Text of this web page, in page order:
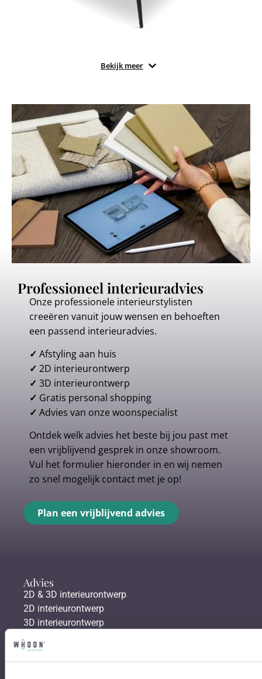
Bekijk meer
Professioneel interieuradvies
Onze professionele interieurstylisten
creeëren vanuit jouw wensen en behoeften
een passend interieuradvies.
✓ Afstyling aan huis
✓ 2D interieurontwerp
✓ 3D interieurontwerp
✓ Gratis personal shopping
✓ Advies van onze woonspecialist
Ontdek welk advies het beste bij jou past met
een vrijblijvend gesprek in onze showroom.
Vul het formulier hieronder in en wij nemen
zo snel mogelijk contact met je op!
Plan een vrijblijvend advies
Advies
2D & 3D interieurontwerp
2D interieurontwerp
3D interieurontwerp
Afstyling aan huis
Gratis personal shopping
Vloeren